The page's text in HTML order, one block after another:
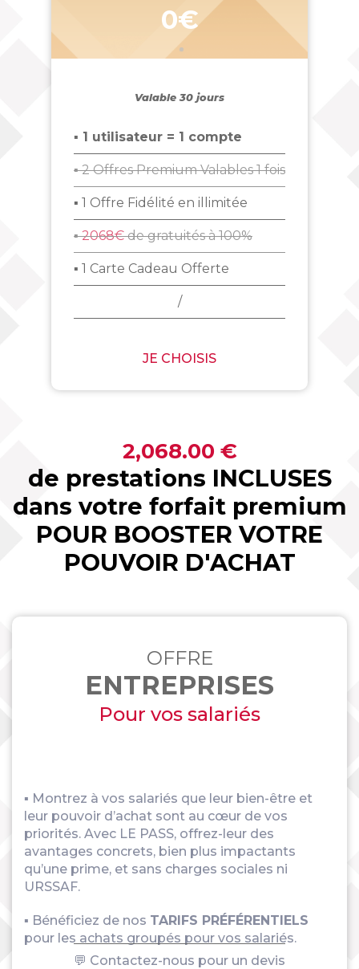
0€
Valable 30 jours
▪ 1 utilisateur = 1 compte
▪ 2 Offres Premium Valables 1 fois
▪ 1 Offre Fidélité en illimitée
▪2068€de gratuités à 100%
▪ 1 Carte Cadeau Offerte
/
JE CHOISIS
2,068.00 €
de prestations INCLUSES
dans votre forfait premium
POUR BOOSTER VOTRE
POUVOIR D'ACHAT
OFFRE
ENTREPRISES
Pour vos salariés
▪ Montrez à vos salariés que leur bien-être et
leur pouvoir d’achat sont au cœur de vos
priorités. Avec LE PASS, offrez-leur des
avantages concrets, bien plus impactants
qu’une prime, et sans charges sociales ni
URSSAF.
▪ Bénéficiez de nos TARIFS PRÉFÉRENTIELS
pour les achats groupés pour vos salariés.
💬 Contactez-nous pour un devis